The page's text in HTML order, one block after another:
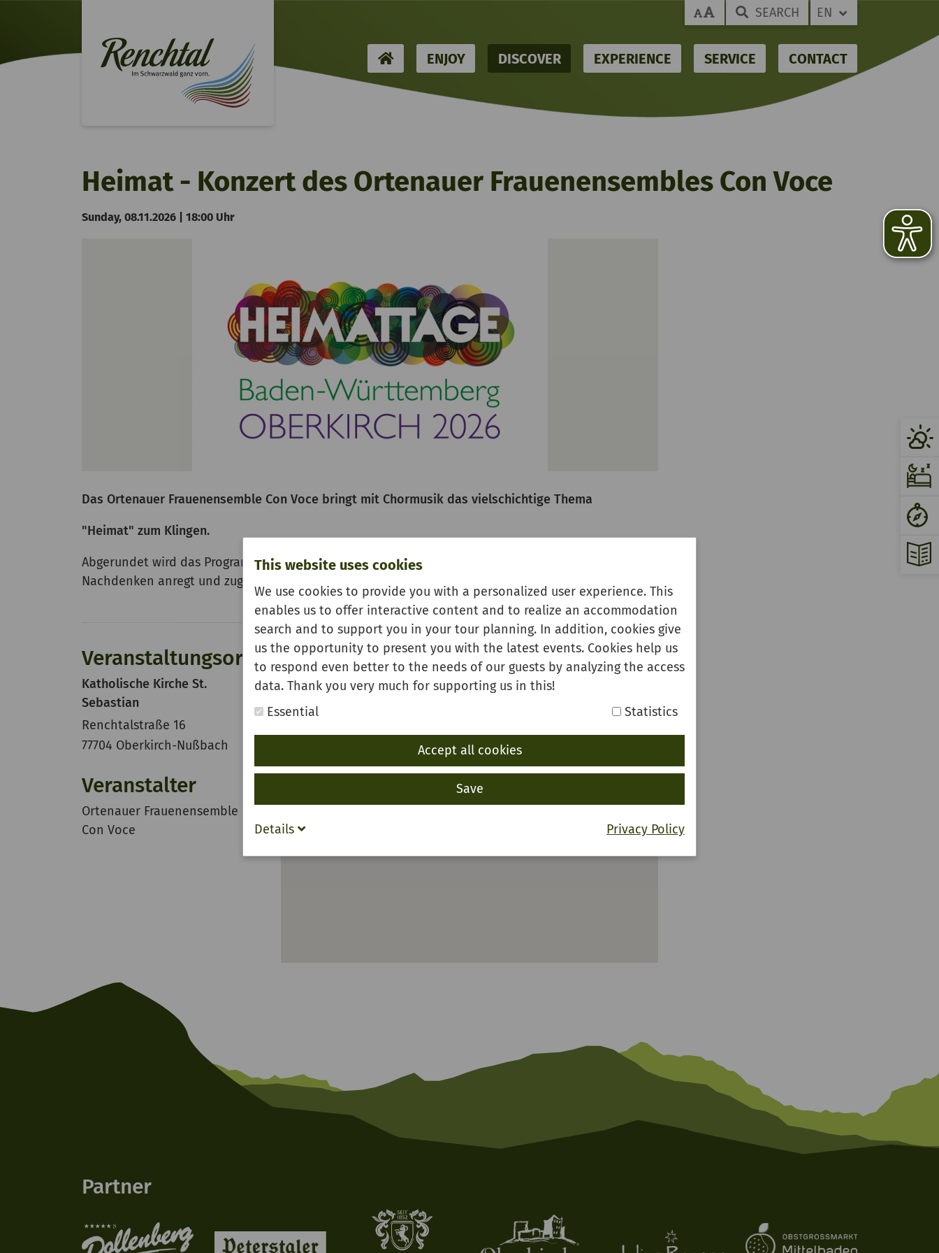
This website uses cookies
We use cookies to provide you with a personalized user experience. This
enables us to offer interactive content and to realize an accommodation
search and to support you in your tour planning. In addition, cookies give
us the opportunity to present you with the latest events. Cookies help us
to respond even better to the needs of our guests by analyzing the access
data. Thank you very much for supporting us in this!
Essential
Statistics
Accept all cookies
Save
Privacy Policy
Details
SEARCH EN
HOMEENJOY DISCOVER EXPERIENCE SERVICE CONTACT
Heimat - Konzert des Ortenauer Frauenensembles Con Voce
Sunday, 08.11.2026 | 18:00 Uhr
Das Ortenauer Frauenensemble Con Voce bringt mit Chormusik das vielschichtige Thema
"Heimat" zum Klingen.
Abgerundet wird das Programm durch Lesungen. Ein musikalisch-literarischer Abend, der zum
Nachdenken anregt und zugleich Herz und Seele berührt.
Veranstaltungsort
Katholische Kirche St.
Sebastian
Renchtalstraße 16
77704 Oberkirch-Nußbach
Veranstalter
Ortenauer Frauenensemble
Con Voce
Partner